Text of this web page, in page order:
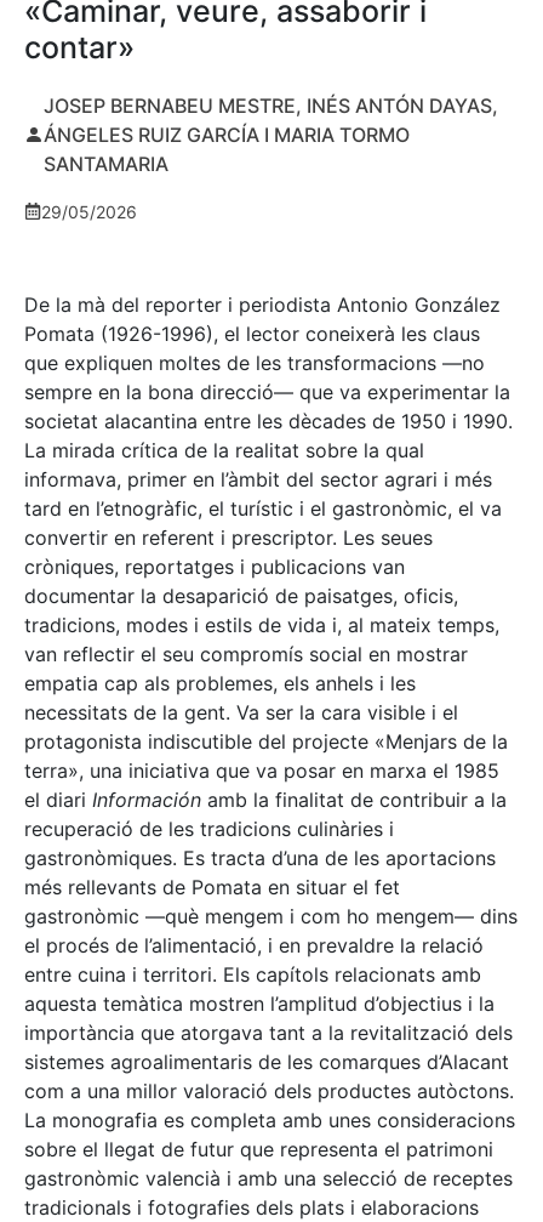
«Caminar, veure, assaborir i
contar»
JOSEP BERNABEU MESTRE, INÉS ANTÓN DAYAS,
ÁNGELES RUIZ GARCÍA I MARIA TORMO
SANTAMARIA
29/05/2026
De la mà del reporter i periodista Antonio González
Pomata (1926-1996), el lector coneixerà les claus
que expliquen moltes de les transformacions —no
sempre en la bona direcció— que va experimentar la
societat alacantina entre les dècades de 1950 i 1990.
La mirada crítica de la realitat sobre la qual
informava, primer en l’àmbit del sector agrari i més
tard en l’etnogràfic, el turístic i el gastronòmic, el va
convertir en referent i prescriptor. Les seues
cròniques, reportatges i publicacions van
documentar la desaparició de paisatges, oficis,
tradicions, modes i estils de vida i, al mateix temps,
van reflectir el seu compromís social en mostrar
empatia cap als problemes, els anhels i les
necessitats de la gent. Va ser la cara visible i el
protagonista indiscutible del projecte «Menjars de la
terra», una iniciativa que va posar en marxa el 1985
el diari Información amb la finalitat de contribuir a la
recuperació de les tradicions culinàries i
gastronòmiques. Es tracta d’una de les aportacions
més rellevants de Pomata en situar el fet
gastronòmic —què mengem i com ho mengem— dins
el procés de l’alimentació, i en prevaldre la relació
entre cuina i territori. Els capítols relacionats amb
aquesta temàtica mostren l’amplitud d’objectius i la
importància que atorgava tant a la revitalització dels
sistemes agroalimentaris de les comarques d’Alacant
com a una millor valoració dels productes autòctons.
La monografia es completa amb unes consideracions
sobre el llegat de futur que representa el patrimoni
gastronòmic valencià i amb una selecció de receptes
tradicionals i fotografies dels plats i elaboracions